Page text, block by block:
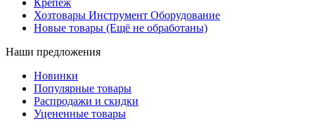
Крепеж
Хозтовары Инструмент Оборудование
Новые товары (Ещё не обработаны)
Наши предложения
Новинки
Популярные товары
Распродажи и скидки
Уцененные товары